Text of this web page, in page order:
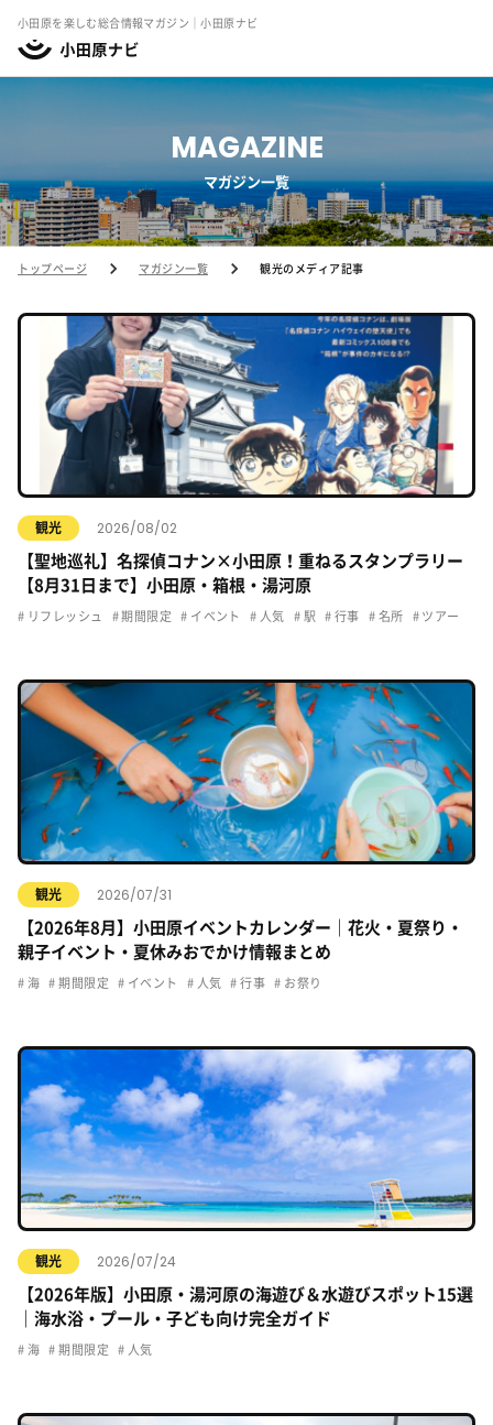
小田原を楽しむ総合情報マガジン｜小田原ナビ
MAGAZINE
マガジン一覧
トップページ マガジン一覧 観光のメディア記事
観光 2026/08/02
【聖地巡礼】名探偵コナン×小田原！重ねるスタンプラリー
【8月31日まで】小田原・箱根・湯河原
リフレッシュ 期間限定 イベント 人気 駅 行事 名所 ツアー
観光 2026/07/31
【2026年8月】小田原イベントカレンダー｜花火・夏祭り・
親子イベント・夏休みおでかけ情報まとめ
海 期間限定 イベント 人気 行事 お祭り
観光 2026/07/24
【2026年版】小田原・湯河原の海遊び＆水遊びスポット15選
｜海水浴・プール・子ども向け完全ガイド
海 期間限定 人気